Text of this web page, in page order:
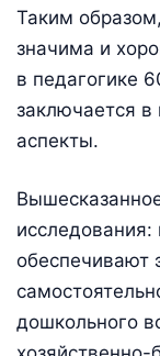
Таким
значима и
в педагогике
заключается в
аспекты.
исследования:
обеспечивают
дошкольного